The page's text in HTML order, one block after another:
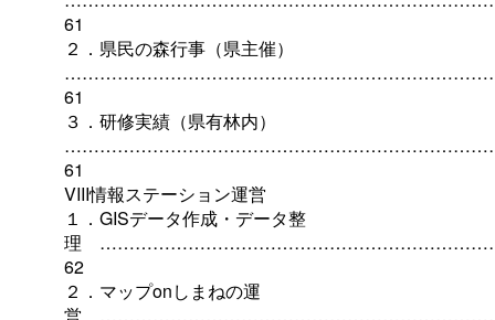
61
２．県民の森行事（県主催）
61
３．研修実績（県有林内）
61
VIII情報ステーション運営
１．GISデータ作成・データ整
理
62
２．マップonしまねの運
営